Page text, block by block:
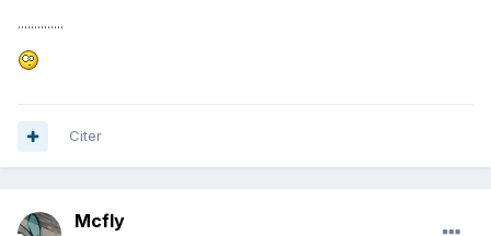
..............
Citer
Mcfly